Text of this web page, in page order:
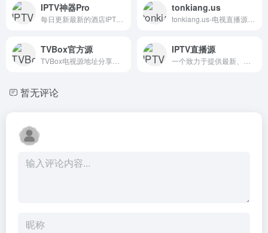
IPTV神器Pro tonkiang.us
TVBox官方源 IPTV直播源
暂无评论